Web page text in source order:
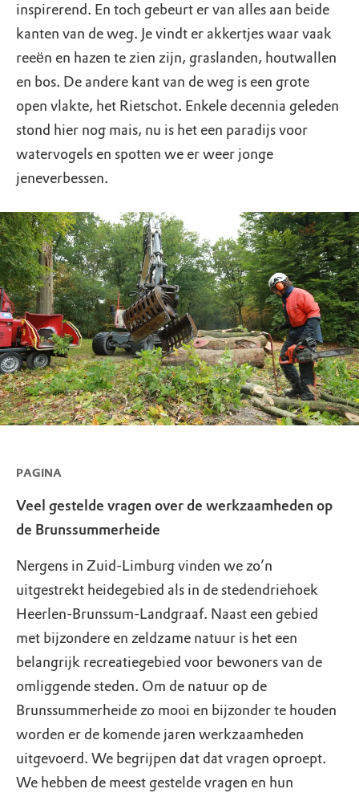
inspirerend. En toch gebeurt er van alles aan beide
kanten van de weg. Je vindt er akkertjes waar vaak
reeёn en hazen te zien zijn, graslanden, houtwallen
en bos. De andere kant van de weg is een grote
open vlakte, het Rietschot. Enkele decennia geleden
stond hier nog mais, nu is het een paradijs voor
watervogels en spotten we er weer jonge
jeneverbessen.
PAGINA
Veel gestelde vragen over de werkzaamheden op
de Brunssummerheide
Nergens in Zuid-Limburg vinden we zo’n
uitgestrekt heidegebied als in de stedendriehoek
Heerlen-Brunssum-Landgraaf. Naast een gebied
met bijzondere en zeldzame natuur is het een
belangrijk recreatiegebied voor bewoners van de
omliggende steden. Om de natuur op de
Brunssummerheide zo mooi en bijzonder te houden
worden er de komende jaren werkzaamheden
uitgevoerd. We begrijpen dat dat vragen oproept.
We hebben de meest gestelde vragen en hun